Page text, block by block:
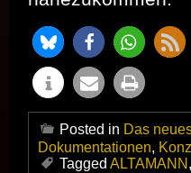
Posted in Das
Dokumentationen,
Tagged ALTAMANN ,